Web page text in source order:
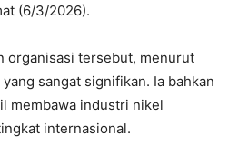
(6/3/2026).
organisasi tersebut, menurut
sangat signifikan. Ia bahkan
membawa industri nikel
internasional.